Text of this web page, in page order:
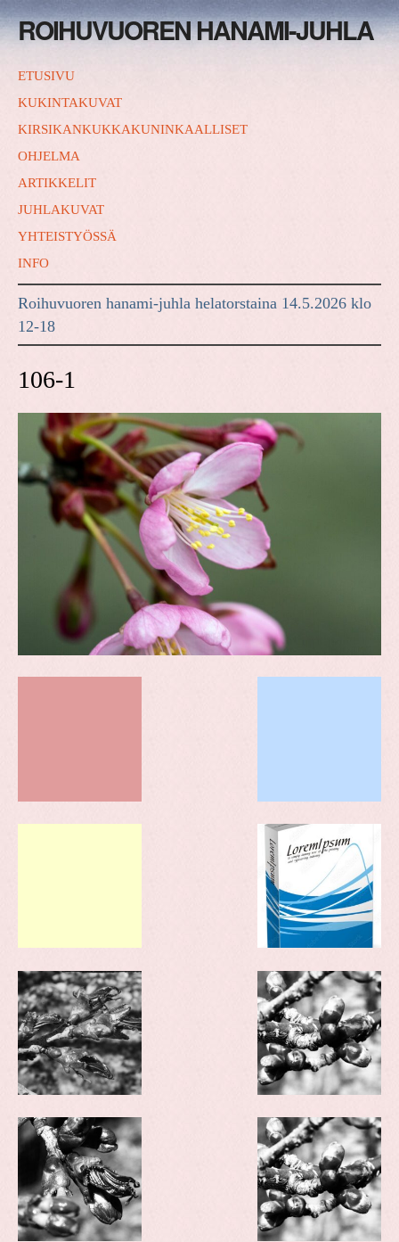
ROIHUVUOREN HANAMI-JUHLA
ETUSIVU
KUKINTAKUVAT
KIRSIKANKUKKAKUNINKAALLISET
OHJELMA
ARTIKKELIT
JUHLAKUVAT
YHTEISTYÖSSÄ
INFO
Roihuvuoren hanami-juhla helatorstaina 14.5.2026 klo
12-18
106-1